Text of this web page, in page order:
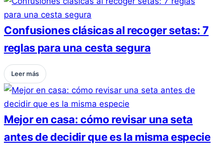
Confusiones clásicas al recoger setas: 7
reglas para una cesta segura
Leer más
Mejor en casa: cómo revisar una seta
antes de decidir que es la misma especie